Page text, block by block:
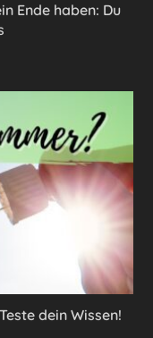
Ende haben: Du
Teste dein Wissen!